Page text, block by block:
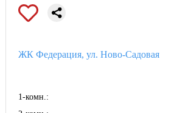
ЖК Федерация, ул. Ново-Садовая
1-комн.: